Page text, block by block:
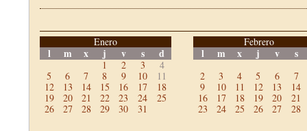
Enero
l m x j v s d
1 2 3
4
5
6 7 8 9 10
11
12
13 14 15 16 17
18
19
20 21 22 23 24
25
26
27 28 29 30 31
Febrero
l m x j v s
2 3 4 5 6
7
9
10 11 12 13
14
16
17 18 19 20
21
23
24 25 26 27 28